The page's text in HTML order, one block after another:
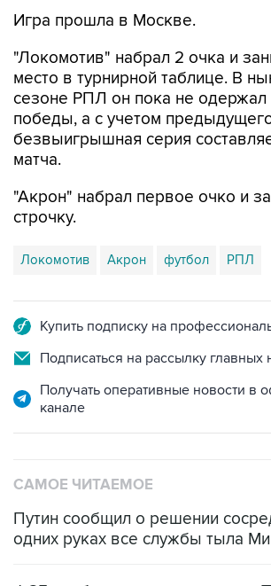
Игра прошла в Москве.
"Локомотив" набрал 2 очка и
место в турнирной таблице. В
сезоне РПЛ он пока не одержал
победы, а с учетом
безвыигрышная серия
матча.
"Акрон" набрал первое очко и
строчку.
Локомотив Акрон футбол РПЛ
Купить подписку на
Подписаться на рассылку главных
Получать оперативные новости в
канале
САМОЕ ЧИТАЕМОЕ
Путин сообщил о решении
одних руках все службы тыла